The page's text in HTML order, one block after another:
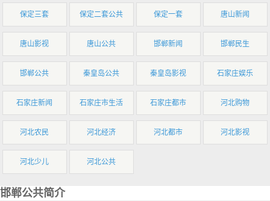
保定三套 保定二套公共 保定一套 唐山新闻
唐山影视 唐山公共 邯郸新闻 邯郸民生
邯郸公共 秦皇岛公共 秦皇岛影视 石家庄娱乐
石家庄新闻 石家庄市生活 石家庄都市 河北购物
河北农民 河北经济 河北都市 河北影视
河北少儿 河北公共
邯郸公共简介